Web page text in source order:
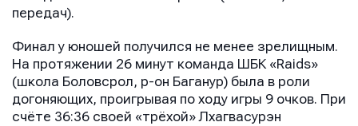
передач).
Финал у юношей получился не менее зрелищным.
На протяжении 26 минут команда ШБК «Raids»
(школа Боловсрол, р-он Баганур) была в роли
догоняющих, проигрывая по ходу игры 9 очков. При
счёте 36:36 своей «трёхой» Лхагвасурэн
E-mail
Телефон
E-mail
Телефон
E-mail
Телефон